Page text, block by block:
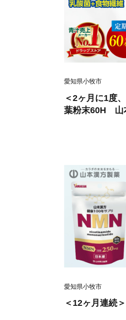
愛知県小牧市
＜2ヶ月に1度
葉粉末60H
愛知県小牧市
＜12ヶ月連続